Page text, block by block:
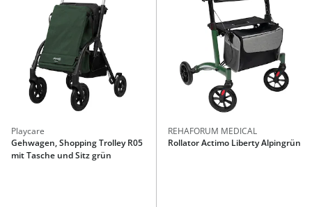
Playcare
Gehwagen, Shopping Trolley R05
mit Tasche und Sitz grün
REHAFORUM MEDICAL
Rollator Actimo Liberty Alpingrün